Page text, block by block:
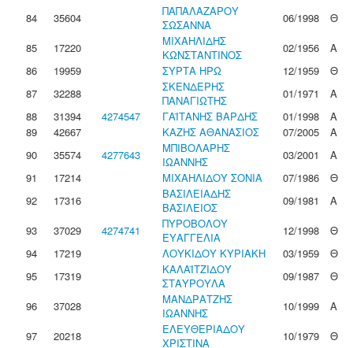
84
35604
ΠΑΠΑΛΑΖΑΡΟΥ
ΣΩΣΑΝΝΑ
06/1998
Θ
85
17220
ΜΙΧΑΗΛΙΔΗΣ
ΚΩΝΣΤΑΝΤΙΝΟΣ
02/1956
Α
86
19959 ΣΥΡΤΑ ΗΡΩ 12/1959
Θ
87
32288
ΣΚΕΝΔΕΡΗΣ
ΠΑΝΑΓΙΩΤΗΣ
01/1971
Α
88
31394 4274547 ΓΑΪΤΑΝΗΣ ΒΑΡΔΗΣ 01/1998
Α
89
42667 ΚΑΖΗΣ ΑΘΑΝΑΣΙΟΣ 07/2005
Α
90
35574 4277643
ΜΠΙΒΟΛΑΡΗΣ
ΙΩΑΝΝΗΣ
03/2001
Α
91
17214 ΜΙΧΑΗΛΙΔΟΥ ΣΟΝΙΑ 07/1986
Θ
92
17316
ΒΑΣΙΛΕΙΑΔΗΣ
ΒΑΣΙΛΕΙΟΣ
09/1981
Α
93
37029 4274741
ΠΥΡΟΒΟΛΟΥ
ΕΥΑΓΓΕΛΙΑ
12/1998
Θ
94
17219 ΛΟΥΚΙΔΟΥ ΚΥΡΙΑΚΗ 03/1959
Θ
95
17319
ΚΑΛΑΪΤΖΙΔΟΥ
ΣΤΑΥΡΟΥΛΑ
09/1987
Θ
96
37028
ΜΑΝΔΡΑΤΖΗΣ
ΙΩΑΝΝΗΣ
10/1999
Α
97
20218
ΕΛΕΥΘΕΡΙΑΔΟΥ
ΧΡΙΣΤΙΝΑ
10/1979
Θ